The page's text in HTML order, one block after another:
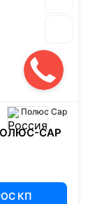
Полюс Сар
САР
КП